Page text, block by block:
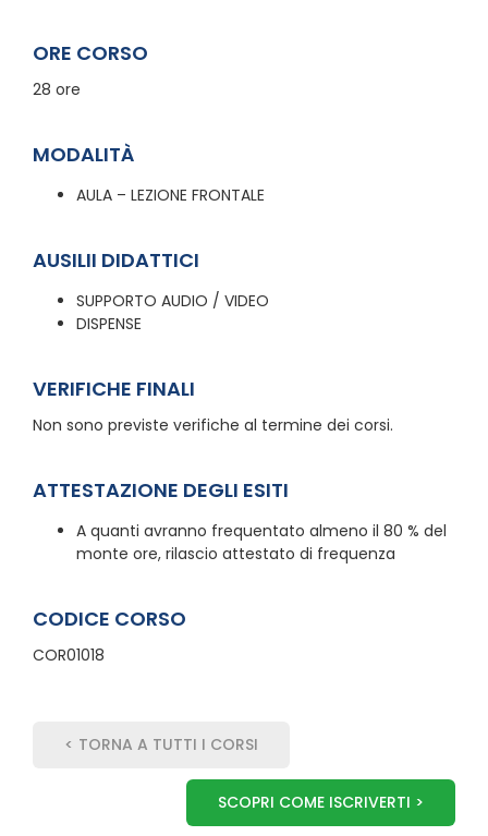
ORE CORSO
28 ore
MODALITÀ
AULA – LEZIONE FRONTALE
AUSILII DIDATTICI
SUPPORTO AUDIO / VIDEO
DISPENSE
VERIFICHE FINALI
Non sono previste verifiche al termine dei corsi.
ATTESTAZIONE DEGLI ESITI
A quanti avranno frequentato almeno il 80 % del
monte ore, rilascio attestato di frequenza
CODICE CORSO
COR01018
< TORNA A TUTTI I CORSI
SCOPRI COME ISCRIVERTI >